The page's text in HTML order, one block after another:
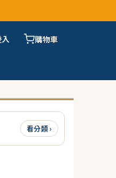
購物車
看分類 ›